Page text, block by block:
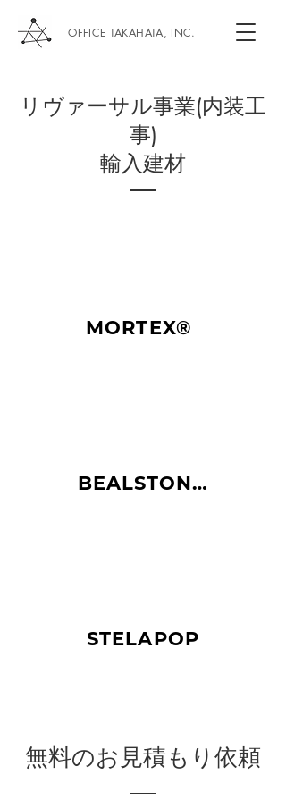
OFFICE TAKAHATA, INC.
リヴァーサル事業(内装工
事)
​輸入建材
MORTEX®
BEALSTONE®
STELAPOP
無料のお見積もり依頼